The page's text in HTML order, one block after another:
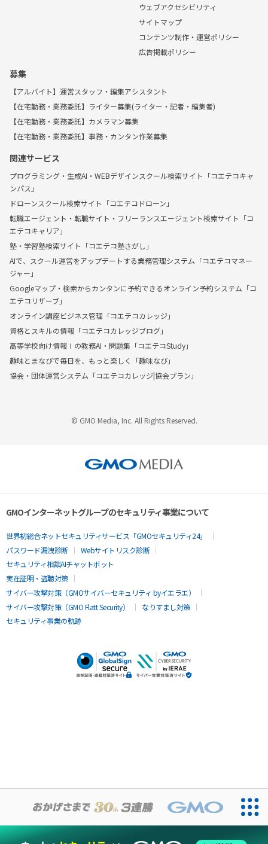
ウェブアクセシビリティ
サイトマップ
コンテンツ制作・運営ポリシー
広告掲載ポリシー
募集
【アルバイト】運営スタッフ・編集アシスタント
【在宅勤務・業務委託】ライター募集(ライター・記者・編集者)
【在宅勤務・業務委託】カメラマン募集
【在宅勤務・業務委託】事務・カンタン作業募集
関連サービス
プログラミング・生成AI・WEBデザインスクール検索サイト「コエテコキャ
ンパス」
ドローンスクール検索サイト「コエテコドローン」
転職エージェント・転職サイト・フリーランスエージェント検索サイト「コ
エテコキャリア」
塾・学習塾検索サイト「コエテコ塾さがし」
AIで、スクール運営をアップデートする業務管理システム「コエテコマネー
ジャー」
Googleマップ・検索からカンタンに予約できるオンライン予約システム「コ
エテコリザーブ」
オンライン講座ビジネス管理「コエテコカレッジ」
資格とスキルの情報「コエテコカレッジブログ」
高等学校向け情報Ⅰの教務AI・問題集「コエテコStudy」
趣味とまなびで毎日を、もっと楽しく「趣味なび」
協会・団体運営システム「コエテコカレッジ|協会プラン」
© GMO Media, Inc. All Rights Reserved.
GMOインターネットグループのセキュリティ事業について
世界初総合ネットセキュリティサービス「GMOセキュリティ24」
パスワード漏洩診断
Webサイトリスク診断
セキュリティ相談AIチャットボット
実在証明・盗聴対策
サイバー攻撃対策（GMOサイバーセキュリティ byイエラエ）
サイバー攻撃対策（GMO Flatt Security）
なりすまし対策
セキュリティ事業の軌跡